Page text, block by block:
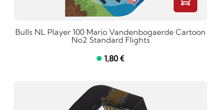
Bulls NL Player 100 Mario Vandenbogaerde Cartoon
No2 Standard Flights
1,80 €